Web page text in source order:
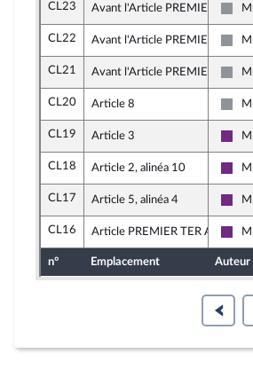
CL23 Avant l'Article PREMIER
CL22 Avant l'Article PREMIER
CL21 Avant l'Article PREMIER
CL20 Article 8
CL19 Article 3
La
CL18 Article 2, alinéa 10
La
CL17 Article 5, alinéa 4
La
CL16 Article PREMIER TER A
La
n° Emplacement Auteur